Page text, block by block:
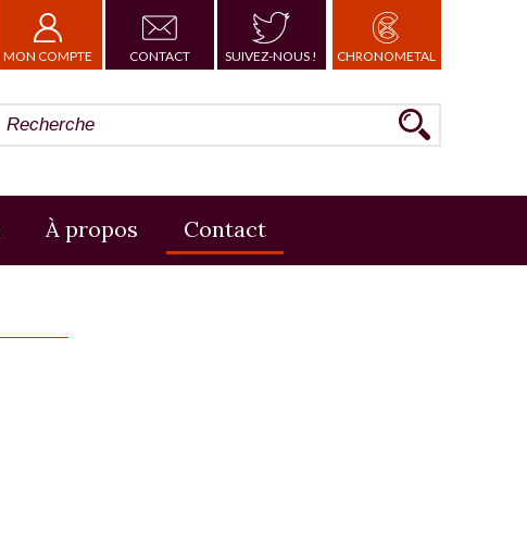
MON COMPTE CONTACT SUIVEZ-NOUS ! CHRONOMETAL
À propos Contact